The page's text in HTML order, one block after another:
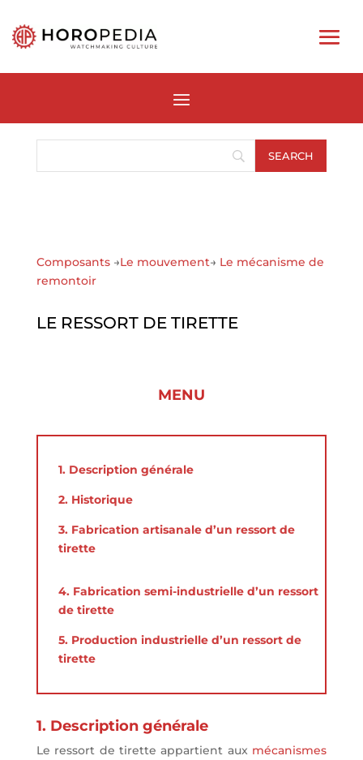
Composants →Le mouvement→ Le mécanisme de
remontoir
LE RESSORT DE TIRETTE
MENU
1. Description générale
2. Historique
3. Fabrication artisanale d’un ressort de
tirette
4. Fabrication semi-industrielle d’un ressort
de tirette
5. Production industrielle d’un ressort de
tirette
1. Description générale
Le ressort de tirette appartient aux mécanismes